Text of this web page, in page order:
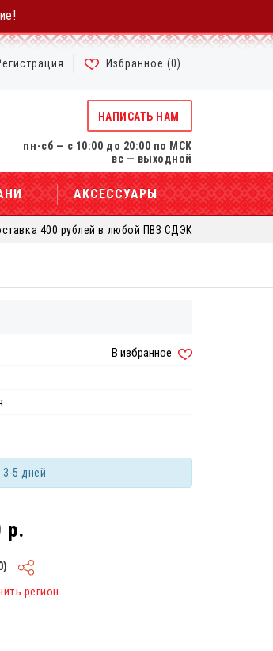
Избранное (0)
НАПИСАТЬ НАМ
пн-сб — с 10:00 до 20:00 по МСК
вс — выходной
АКСЕССУАРЫ
400 рублей в любой ПВЗ СДЭК
В избранное
3-5 дней
р.
регион